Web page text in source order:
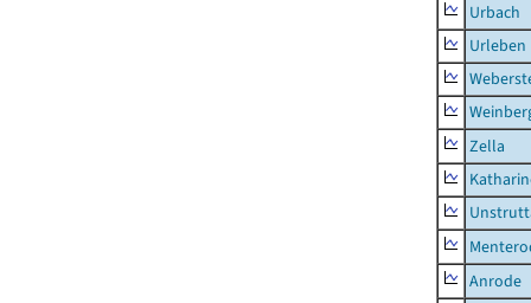
Urbach
Urleben
Zella
Anrode